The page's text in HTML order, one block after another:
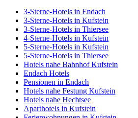
3-Sterne-Hotels in Endach
3-Sterne-Hotels in Kufstein
3-Sterne-Hotels in Thiersee
4-Sterne-Hotels in Kufstein
5-Sterne-Hotels in Kufstein
5-Sterne-Hotels in Thiersee
Hotels nahe Bahnhof Kufstein
Endach Hotels
Pensionen in Endach
Hotels nahe Festung Kufstein
Hotels nahe Hechtsee
Aparthotels in Kufstein